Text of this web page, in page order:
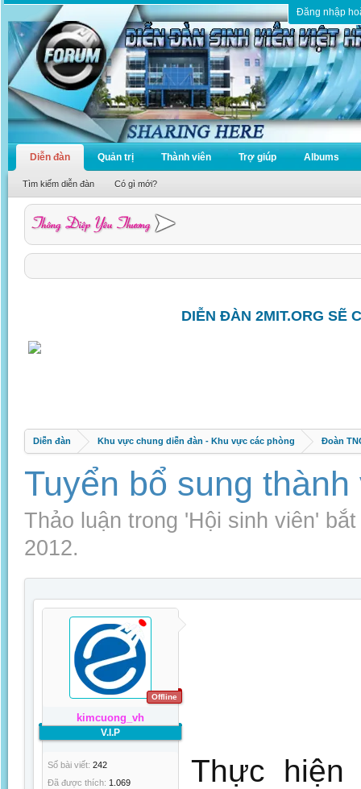
Đăng nhập
Diễn đàn
Tìm kiếm diễn đàn Có gì mới?
Quản trị Thành viên Trợ giúp Albums
DIỄN ĐÀN 2MIT.ORG SẼ
Diễn đàn Khu vực chung diễn đàn - Khu vực các phòng Đoàn
Tuyển bổ sung
Thảo luận trong 'Hội sinh viên'
2012.
Offline
kimcuong_vh
V.I.P
Số bài viết: 242
Đã được thích: 1.069
Thực hiện